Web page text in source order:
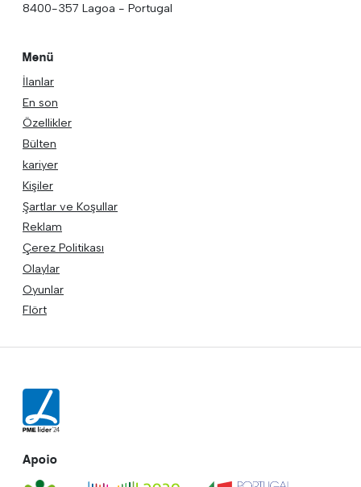
8400-357 Lagoa - Portugal
Menü
İlanlar
En son
Özellikler
Bülten
kariyer
Kişiler
Şartlar ve Koşullar
Reklam
Çerez Politikası
Olaylar
Oyunlar
Flört
Apoio